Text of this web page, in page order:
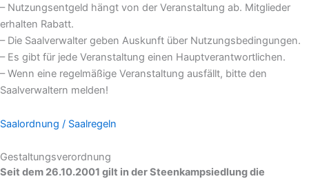
– Nutzungsentgeld hängt von der Veranstaltung ab. Mitglieder
erhalten Rabatt.
– Die Saalverwalter geben Auskunft über Nutzungsbedingungen.
– Es gibt für jede Veranstaltung einen Hauptverantwortlichen.
– Wenn eine regelmäßige Veranstaltung ausfällt, bitte den
Saalverwaltern melden!
Saalordnung / Saalregeln
Gestaltungs­verordnung
Seit dem 26.10.2001 gilt in der Steenkampsiedlung die